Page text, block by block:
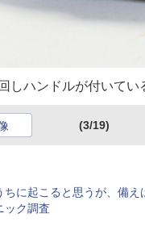
しハンドルが付いてい
(3/19)
ちに起こると思うが、備え
ク調査